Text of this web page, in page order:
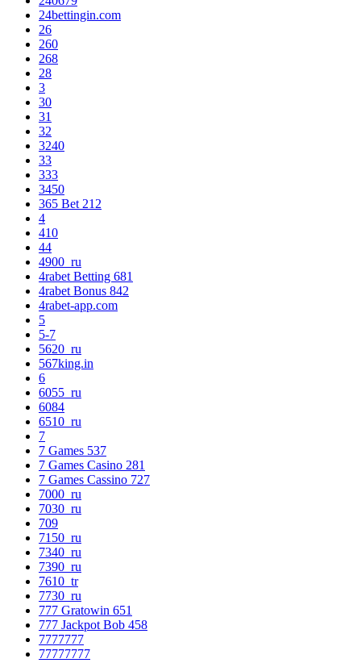
24bettingin.com
26
260
268
28
3
30
31
32
3240
33
333
3450
365 Bet 212
4
410
44
4900_ru
4rabet Betting 681
4rabet Bonus 842
4rabet-app.com
5
5-7
5620_ru
567king.in
6
6055_ru
6084
6510_ru
7
7 Games 537
7 Games Casino 281
7 Games Cassino 727
7000_ru
7030_ru
709
7150_ru
7340_ru
7390_ru
7610_tr
7730_ru
777 Gratowin 651
777 Jackpot Bob 458
7777777
77777777